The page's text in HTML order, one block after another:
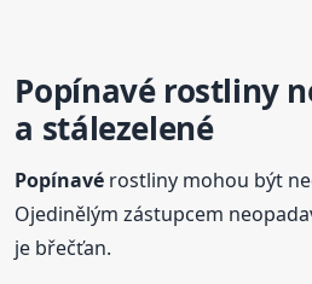
Popínavérostliny
a stálezelené
Popínavé rostliny mohou být
Ojedinělým zástupcem
je břečťan.